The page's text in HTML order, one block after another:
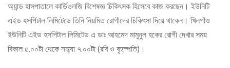
অ্যান্ড হাসপাতালে কার্ডিওলজি বিশেষজ্ঞ চিকিৎসক হিসেবে কাজ করছেন। ইউনিটি
এইড হসপিটাল লিমিটেডে তিনি নিয়মিত রোগীদের চিকিৎসা দিয়ে থাকেন। খিলগাঁও
ইউনিটি এইড হসপিটাল লিমিটেড এ ডাঃ আহমেদ মামুনুল হকের রোগী দেখার সময়
বিকাল ৫.০০টা থেকে সন্ধ্যা ৭.০০টা (রবি ও বৃহস্পতি)।